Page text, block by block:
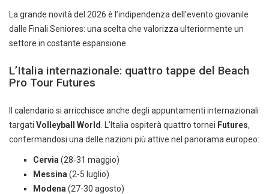
La grande novità del 2026 è l’indipendenza dell’evento giovanile
dalle Finali Seniores: una scelta che valorizza ulteriormente un
settore in costante espansione.
L’Italia internazionale: quattro tappe del Beach
Pro Tour Futures
Il calendario si arricchisce anche degli appuntamenti internazionali
targati Volleyball World . L’Italia ospiterà quattro tornei Futures,
confermandosi una delle nazioni più attive nel panorama europeo:
Cervia (28-31 maggio)
Messina (2-5 luglio)
Modena (27-30 agosto)